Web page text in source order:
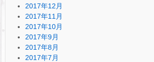
2017年12月
2017年11月
2017年10月
2017年9月
2017年8月
2017年7月